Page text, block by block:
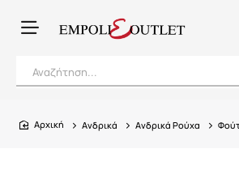
Αναζήτηση...
home
Ανδρικά Ανδρικά Ρούχα